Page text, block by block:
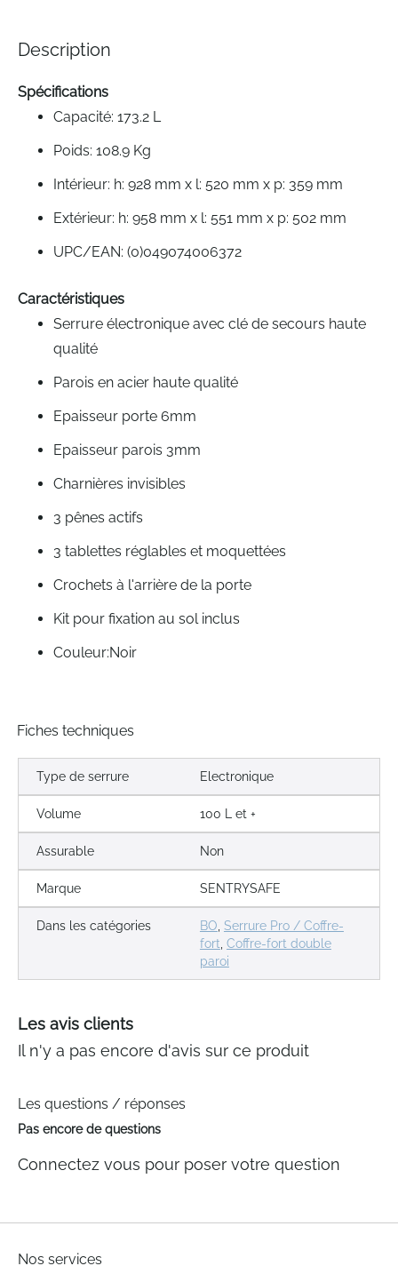
images
Description
Spécifications
Capacité: 173.2 L
Poids: 108.9 Kg
Intérieur: h: 928 mm x l: 520 mm x p: 359 mm
Extérieur: h: 958 mm x l: 551 mm x p: 502 mm
UPC/EAN: (0)049074006372
Caractéristiques
Serrure électronique avec clé de secours haute
qualité
Parois en acier haute qualité
Epaisseur porte 6mm
Epaisseur parois 3mm
Charnières invisibles
3 pênes actifs
3 tablettes réglables et moquettées
Crochets à l'arrière de la porte
Kit pour fixation au sol inclus
Couleur:Noir
Fiches techniques
Type de serrure Electronique
Volume 100 L et +
Assurable Non
Marque SENTRYSAFE
Dans les catégories BO, Serrure Pro / Coffre-
fort, Coffre-fort double
paroi
Les avis clients
Il n'y a pas encore d'avis sur ce produit
Les questions / réponses
Pas encore de questions
Connectez vous pour poser votre question
Nos services